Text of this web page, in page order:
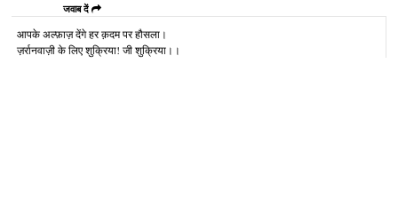
जवाब दें
आपके अल्‍फ़ाज़ देंगे हर क़दम पर हौसला।
ज़र्रानवाज़ी के लिए शुक्रिया! जी शुक्रिया।।